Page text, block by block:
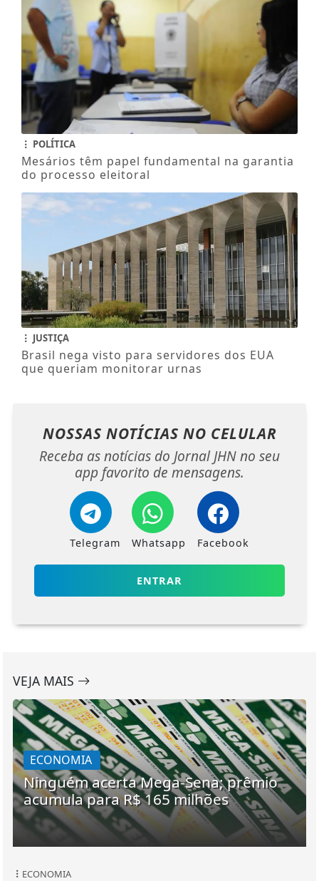
POLÍTICA
Mesários têm papel fundamental na garantia
do processo eleitoral
JUSTIÇA
Brasil nega visto para servidores dos EUA
que queriam monitorar urnas
NOSSAS NOTÍCIAS NO CELULAR
Receba as notícias do Jornal JHN no seu
app favorito de mensagens.
Telegram Whatsapp Facebook
ENTRAR
VEJA MAIS
ECONOMIA
Ninguém acerta Mega-Sena; prêmio
acumula para R$ 165 milhões
ECONOMIA